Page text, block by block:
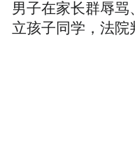
男子在家长群辱骂
立孩子同学，法院